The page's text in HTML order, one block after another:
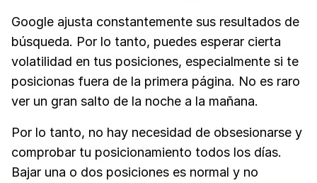
Google ajusta constantemente sus resultados de
búsqueda. Por lo tanto, puedes esperar cierta
volatilidad en tus posiciones, especialmente si te
posicionas fuera de la primera página. No es raro
ver un gran salto de la noche a la mañana.
Por lo tanto, no hay necesidad de obsesionarse y
comprobar tu posicionamiento todos los días.
Bajar una o dos posiciones es normal y no